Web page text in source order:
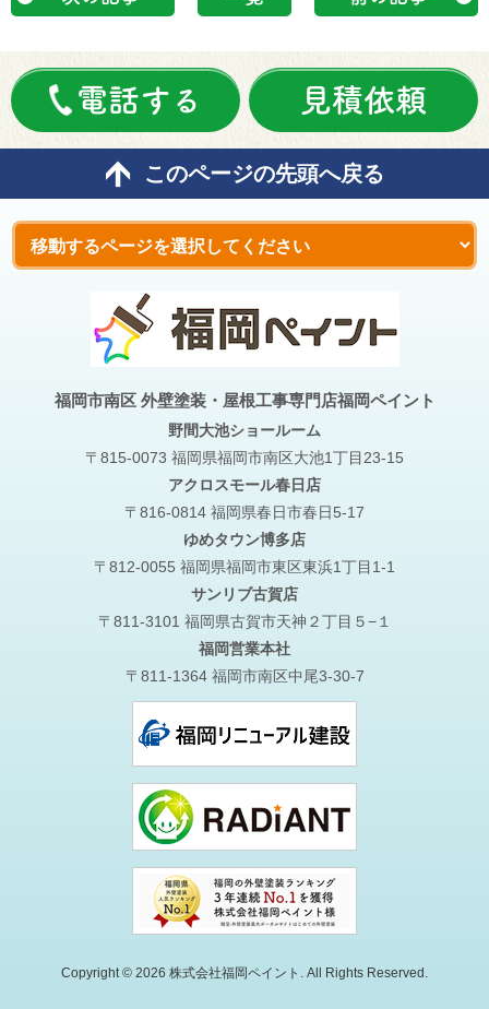
電話する 見積依頼
このページの先頭へ戻る
福岡市南区 外壁塗装・屋根工事専門店福岡ペイント
野間大池ショールーム
〒815-0073 福岡県福岡市南区大池1丁目23-15
アクロスモール春日店
〒816-0814 福岡県春日市春日5-17
ゆめタウン博多店
〒812-0055 福岡県福岡市東区東浜1丁目1-1
サンリブ古賀店
〒811-3101 福岡県古賀市天神２丁目５−１
福岡営業本社
〒811-1364 福岡市南区中尾3-30-7
Copyright © 2026 株式会社福岡ペイント. All Rights Reserved.